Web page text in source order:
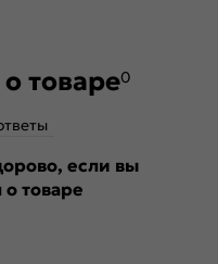
мебельный щит на основе
товаре0
если вы
товаре